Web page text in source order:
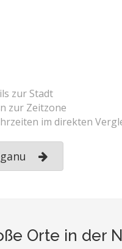
zur Stadt
zur Zeitzone
im direkten
Orte in der